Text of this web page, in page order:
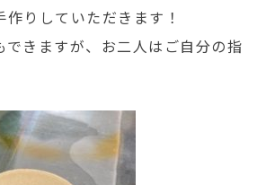
りしていただきます！
できますが、お二人はご自分の指